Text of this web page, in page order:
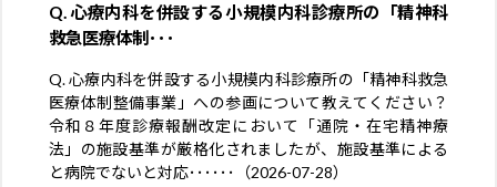
Q. 心療内科を併設する小規模内科診療所の「精神科
救急医療体制･･･
Q. 心療内科を併設する小規模内科診療所の「精神科救急
医療体制整備事業」への参画について教えてください？
令和８年度診療報酬改定において「通院・在宅精神療
法」の施設基準が厳格化されましたが、施設基準による
と病院でないと対応･･････（2026-07-28）